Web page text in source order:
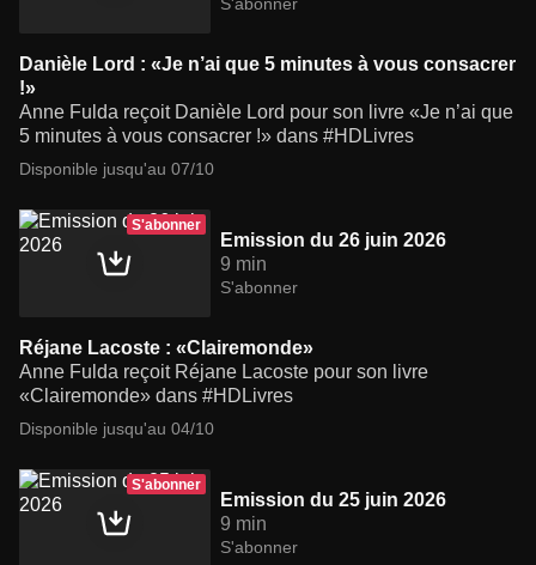
Danièle Lord : «Je n’ai que 5 minutes à vous consacrer
!»
Anne Fulda reçoit Danièle Lord pour son livre «Je n’ai que
5 minutes à vous consacrer !» dans #HDLivres
Disponible jusqu'au 07/10
S'abonner
Emission du 26 juin 2026
9 min
S'abonner
Réjane Lacoste : «Clairemonde»
Anne Fulda reçoit Réjane Lacoste pour son livre
«Clairemonde» dans #HDLivres
Disponible jusqu'au 04/10
S'abonner
Emission du 25 juin 2026
9 min
S'abonner